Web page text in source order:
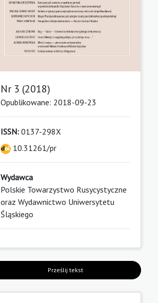
Nr 3 (2018)
Opublikowane: 2018-09-23
ISSN:0137-298X
10.31261/pr
Wydawca
Polskie Towarzystwo Rusycystyczne
oraz Wydawnictwo Uniwersytetu
Śląskiego
Prześlij tekst